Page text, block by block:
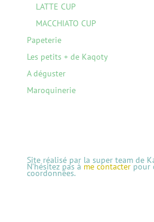
LATTE CUP
MACCHIATO CUP
Papeterie
Les petits + de Kaqoty
A déguster
Maroquinerie
Site réalisé par la super team de
N’hésitez pas à me contacterpour
coordonnées.